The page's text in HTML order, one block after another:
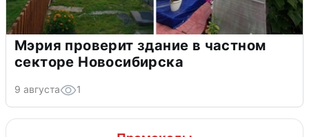
Мэрия проверит здание в частном
секторе Новосибирска
9 августа 1